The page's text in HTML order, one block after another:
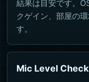
結果は目安です。
クゲイン、部屋の
す。
Mic Level Check